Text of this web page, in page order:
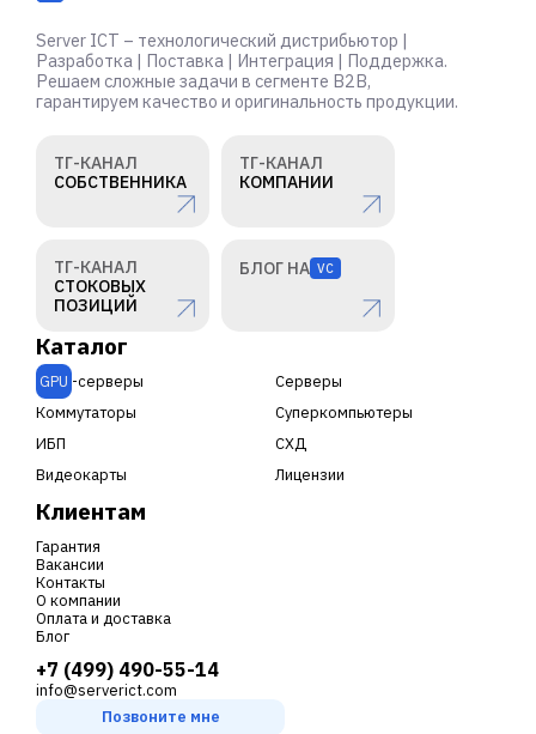
Server ICT – технологический дистрибьютор |
Разработка | Поставка | Интеграция | Поддержка.
Решаем сложные задачи в сегменте B2B,
гарантируем качество и оригинальность продукции.
ТГ-КАНАЛ
СОБСТВЕННИКА
ТГ-КАНАЛ
КОМПАНИИ
ТГ-КАНАЛ
СТОКОВЫХ
ПОЗИЦИЙ
БЛОГ НА VC
Каталог
GPU -серверы
Серверы
Коммутаторы
Суперкомпьютеры
ИБП
СХД
Видеокарты
Лицензии
Клиентам
Гарантия
Вакансии
Контакты
О компании
Оплата и доставка
Блог
+7 (499) 490-55-14
info@serverict.com
Позвоните мне